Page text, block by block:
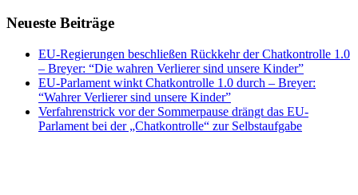
Neueste Beiträge
EU-Regierungen beschließen Rückkehr der Chatkontrolle 1.0
– Breyer: “Die wahren Verlierer sind unsere Kinder”
EU-Parlament winkt Chatkontrolle 1.0 durch – Breyer:
“Wahrer Verlierer sind unsere Kinder”
Verfahrenstrick vor der Sommerpause drängt das EU-
Parlament bei der „Chatkontrolle“ zur Selbstaufgabe